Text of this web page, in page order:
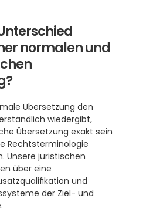
normalen und
Übersetzung den
wiedergibt,
Übersetzung exakt sein
Rechtsterminologie
Unsere juristischen
über eine
und
der Ziel- und